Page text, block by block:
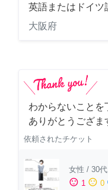
英語またはドイツ
大阪府
わからないことを
ありがとうござま
依頼されたチケット
女性 / 30代
sentiment_satisfied 1 sentiment_neutral 0